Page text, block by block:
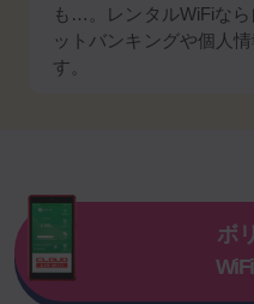
も…。レンタルWiFiな
ットバンキングや個人
す。
ボ